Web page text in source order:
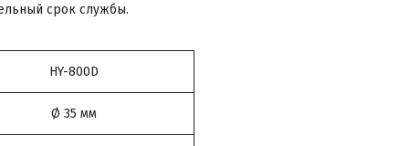
срок службы.
HY-800D
Ø 35 мм